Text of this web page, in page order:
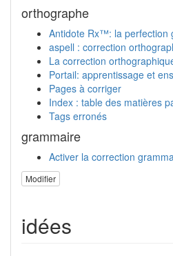
orthographe
Antidote Rx™: la
aspell : correction
La correction
Portail: apprentissage et
Pages à corriger
Index : table des matières
Tags erronés
grammaire
Activer la correction
Modifier
idées